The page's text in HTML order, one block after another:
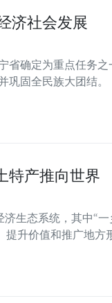
济社会发展
省确定为重点任务之
巩固全民族大团结。
特产推向世界
生态系统，其中“一
提升价值和推广地方